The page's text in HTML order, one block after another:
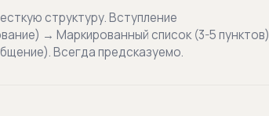
структуру. Вступление
→ Маркированный список (3-5 пунктов)
Всегда предсказуемо.